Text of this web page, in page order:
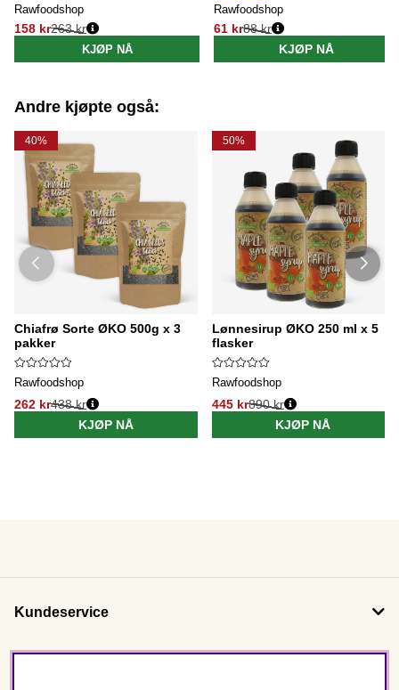
Rawfoodshop
158 kr
Vanlig pris:
263 kr
KJØP NÅ
Rawfoodshop
61 kr
Vanlig pris:
88 kr
KJØP NÅ
Andre kjøpte også:
40%
Chiafrø Sorte ØKO 500g x 3
pakker
Rawfoodshop
262 kr438 kr
KJØP NÅ
50%
Lønnesirup ØKO 250 ml x 5
flasker
Rawfoodshop
445 kr890 kr
KJØP NÅ
Kundeservice